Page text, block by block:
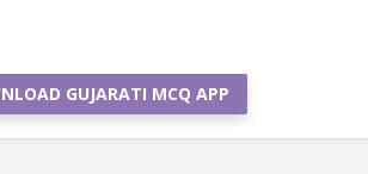
GUJARATI MCQ APP